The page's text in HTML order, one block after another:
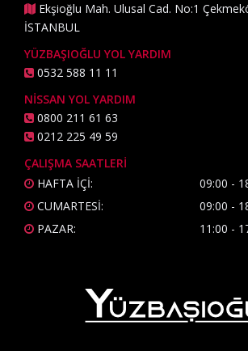
Ekşioğlu Mah. Ulusal Cad. No:1
İSTANBUL
YÜZBAŞIOĞLU YOL YARDIM
0532 588 11 11
NİSSAN YOL YARDIM
0800 211 61 63
0212 225 49 59
ÇALIŞMA SAATLERİ
HAFTA İÇİ:
09:00 -
CUMARTESİ:
09:00 -
PAZAR:
11:00 -